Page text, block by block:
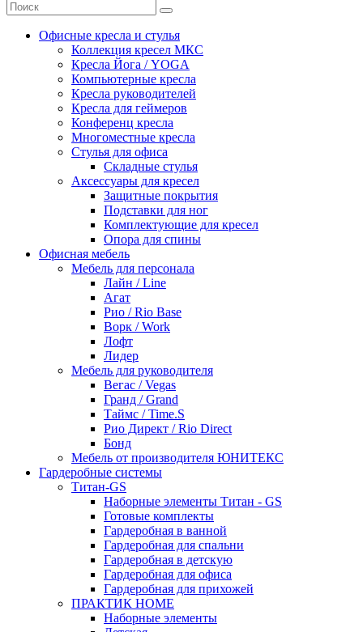
Офисные кресла и стулья
Коллекция кресел МКС
Кресла Йога / YOGA
Компьютерные кресла
Кресла руководителей
Кресла для геймеров
Конференц кресла
Многоместные кресла
Стулья для офиса
Складные стулья
Аксессуары для кресел
Защитные покрытия
Подставки для ног
Комплектующие для кресел
Опора для спины
Офисная мебель
Мебель для персонала
Лайн / Line
Агат
Рио / Rio Base
Ворк / Work
Лофт
Лидер
Мебель для руководителя
Вегас / Vegas
Гранд / Grand
Таймс / Time.S
Рио Директ / Rio Direct
Бонд
Мебель от производителя ЮНИТЕКС
Гардеробные системы
Титан-GS
Наборные элементы Титан - GS
Готовые комплекты
Гардеробная в ванной
Гардеробная для спальни
Гардеробная в детскую
Гардеробная для офиса
Гардеробная для прихожей
ПРАКТИК HOME
Наборные элементы